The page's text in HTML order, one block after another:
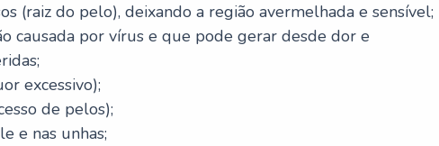
(raiz do pelo), deixando a região avermelhada e sensível;
causada por vírus e que pode gerar desde dor e
excessivo);
de pelos);
e nas unhas;